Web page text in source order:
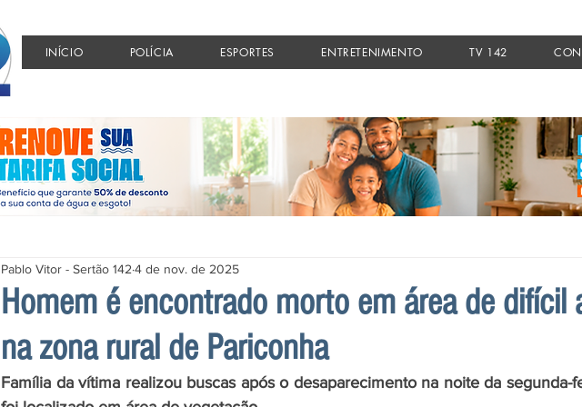
INÍCIO POLÍCIA ESPORTES ENTRETENIMENTO TV 142
Homem é encontrado morto em área de difícil
na zona rural de Pariconha
Pablo Vitor - Sertão 142 4 de nov. de 2025
Família da vítima realizou buscas após o desaparecimento na noite da segunda-